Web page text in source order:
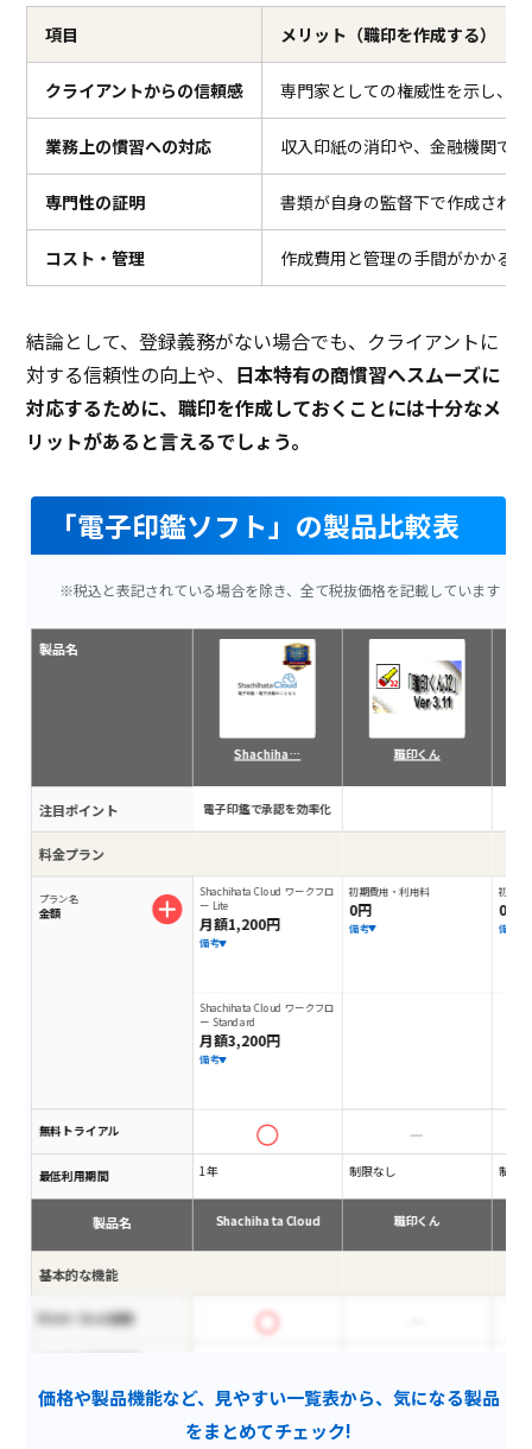
項目 メリット（職印を作成する）
クライアントからの信頼感 専門家としての権威性を示し、
業務上の慣習への対応 収入印紙の消印や、金融機関で
専門性の証明 書類が自身の監督下で作成され
コスト・管理 作成費用と管理の手間がかかる
結論として、登録義務がない場合でも、クライアントに
対する信頼性の向上や、 日本特有の商慣習へスムーズに
対応するために、職印を作成しておくことには十分なメ
リットがあると言えるでしょう。
「電子印鑑ソフト」の製品比較表
※税込と表記されている場合を除き、全て税抜価格を記載しています
製品名
注目ポイント
料金プラン
プラン名
金額
無料トライアル
最低利用期間
製品名
基本的な機能
Word・Excel連携
即時作成
Shachiha…
電子印鑑で承認を効率化
Shachihata Cloud ワークフロ
ー Lite
月額1,200円
備考
Shachihata Cloud ワークフロ
ー Standard
月額3,200円
備考
1年
Shachihata Cloud
職印くん
初期費用・利用料
0円
備考
制限なし
職印くん
初期費
0円
備考
制限
価格や製品機能など、見やすい一覧表から、気になる製品
をまとめてチェック!